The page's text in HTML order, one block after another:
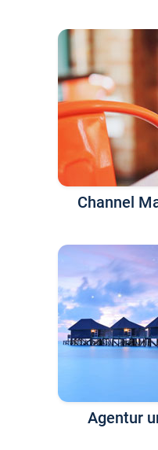
Channel
Agentur